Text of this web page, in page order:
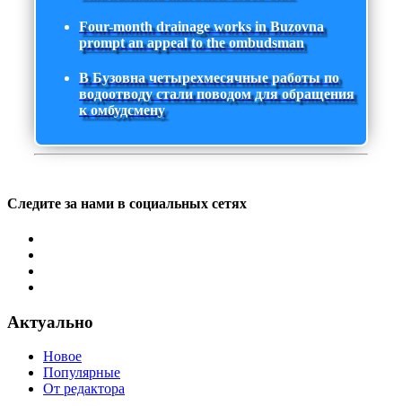
Four-month drainage works in Buzovna
prompt an appeal to the ombudsman
В Бузовна четырехмесячные работы по
водоотводу стали поводом для обращения
к омбудсмену
Следите за нами в социальных сетях
Актуально
Новое
Популярные
От редактора